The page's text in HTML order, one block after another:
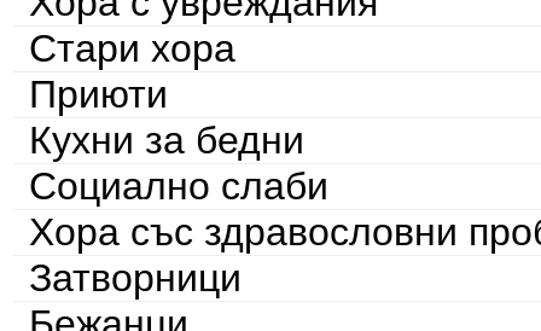
Стари хора
Приюти
Кухни за бедни
Социално слаби
Хора със здравословни
Затворници